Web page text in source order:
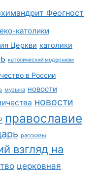
Феогност
католики
Церкви католики
католический модернизм
в России
музыка новости
новости
православие
рассказы
взгляд на
церковная